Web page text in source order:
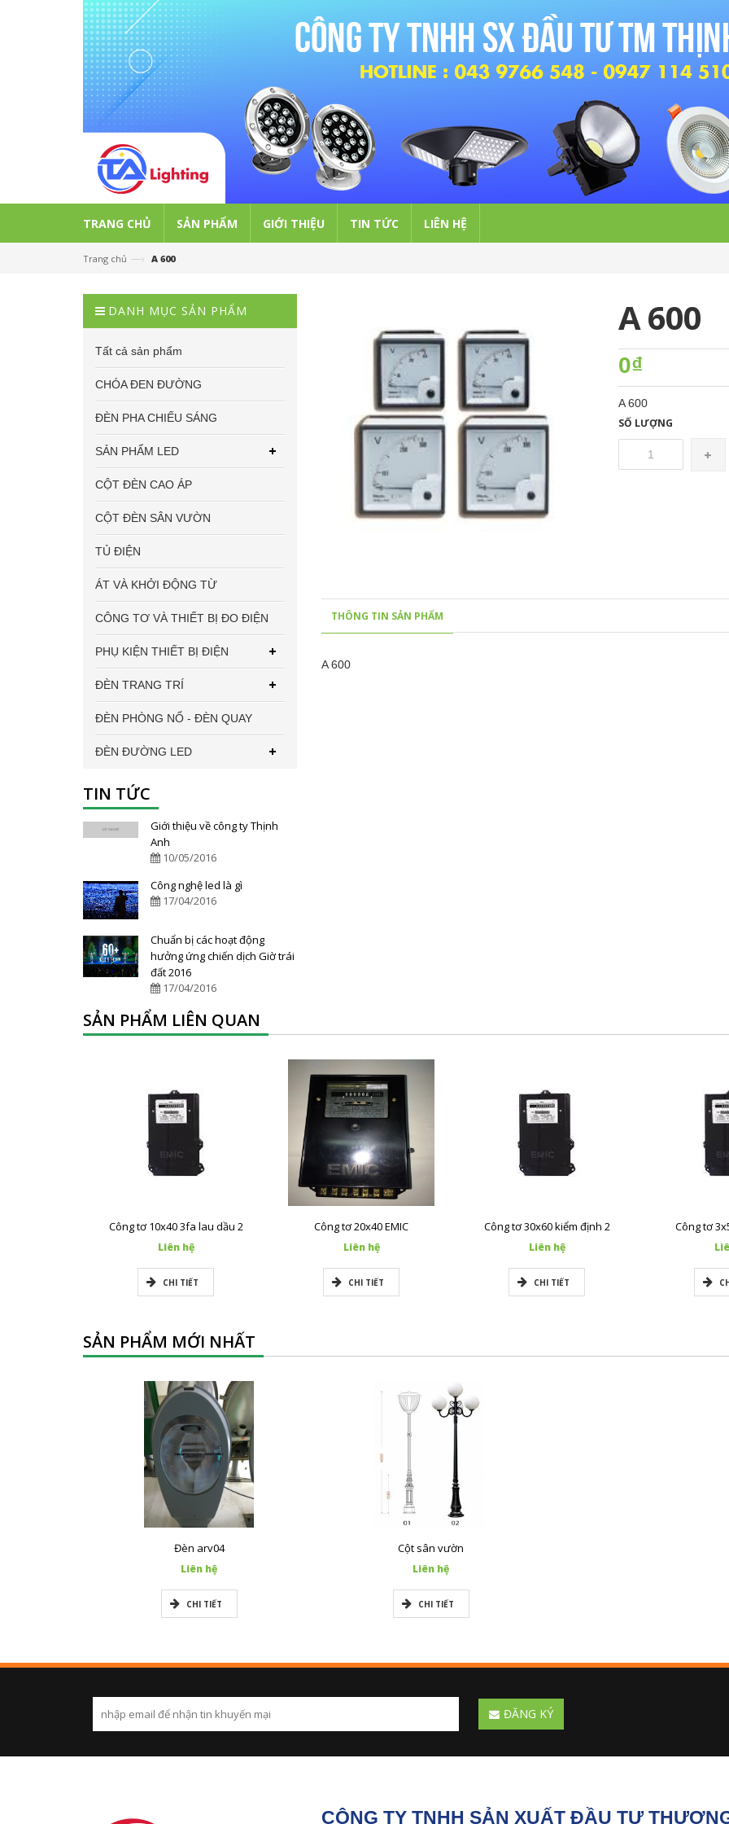
TRANG CHỦ SẢN PHẨM GIỚI THIỆU TIN TỨC LIÊN HỆ
Trang chủ —› A 600
A 600
0₫
A 600
SỐ LƯỢNG
THÔNG TIN SẢN PHẨM
A 600
DANH MỤC SẢN PHẨM
Tất cả sản phẩm
CHÓA ĐEN ĐƯỜNG
ĐÈN PHA CHIẾU SÁNG
SẢN PHẨM LED
CỘT ĐÈN CAO ÁP
CỘT ĐÈN SÂN VƯỜN
TỦ ĐIỆN
ÁT VÀ KHỞI ĐỘNG TỪ
CÔNG TƠ VÀ THIẾT BỊ ĐO ĐIỆN
PHỤ KIỆN THIẾT BỊ ĐIỆN
ĐÈN TRANG TRÍ
ĐÈN PHÒNG NỔ - ĐÈN QUAY
ĐÈN ĐƯỜNG LED
TIN TỨC
Giới thiệu về công ty Thịnh
Anh
10/05/2016
Công nghệ led là gì
17/04/2016
Chuẩn bị các hoạt động
hưởng ứng chiến dịch Giờ trái
đất 2016
17/04/2016
SẢN PHẨM LIÊN QUAN
Công tơ 10x40 3fa lau dầu 2
Liên hệ
CHI TIẾT
Công tơ 20x40 EMIC
Liên hệ
CHI TIẾT
Công tơ 30x60 kiểm định 2
Liên hệ
CHI TIẾT
Công tơ
SẢN PHẨM MỚI NHẤT
Đèn arv04
Liên hệ
CHI TIẾT
Cột sân vườn
Liên hệ
CHI TIẾT
ĐĂNG KÝ
CÔNG TY TNHH SẢN XUẤT ĐẦU TƯ